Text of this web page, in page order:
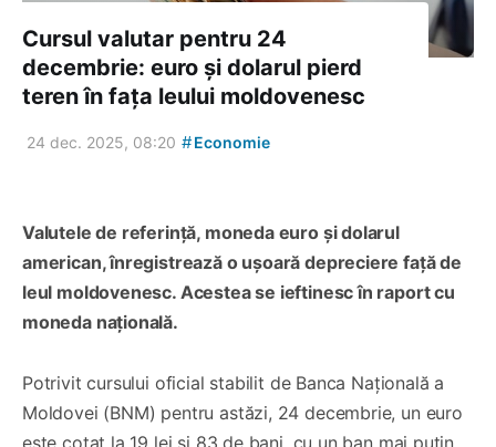
Cursul valutar pentru 24
decembrie: euro și dolarul pierd
teren în fața leului moldovenesc
24 dec. 2025, 08:20 #Economie
Valutele de referință, moneda euro și dolarul
american, înregistrează o ușoară depreciere față de
leul moldovenesc. Acestea se ieftinesc în raport cu
moneda națională.
Potrivit cursului oficial stabilit de Banca Națională a
Moldovei (BNM) pentru astăzi, 24 decembrie, un euro
este cotat la 19 lei și 83 de bani, cu un ban mai puțin